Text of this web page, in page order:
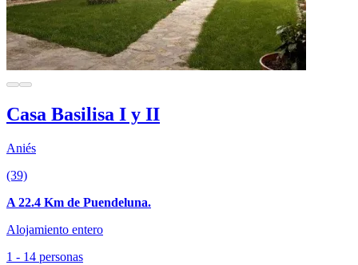
Casa Basilisa I y II
Aniés
(39)
A 22.4 Km de Puendeluna.
Alojamiento entero
1 - 14 personas